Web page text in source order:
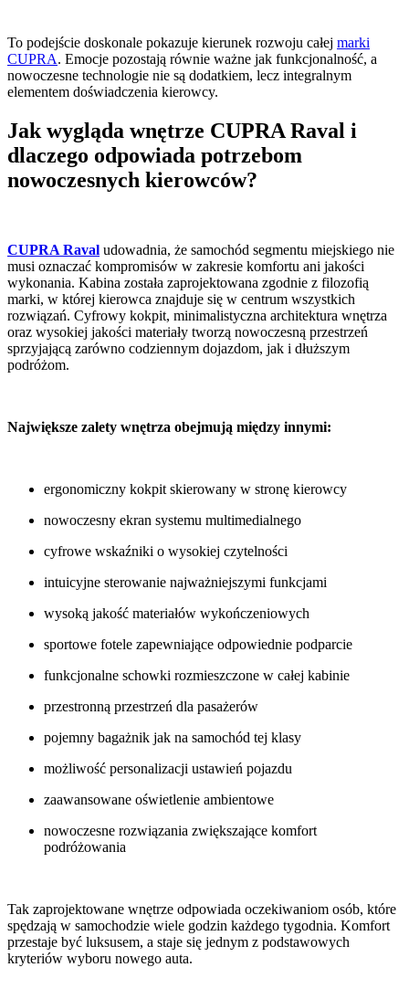
To podejście doskonale pokazuje kierunek rozwoju całej marki
CUPRA. Emocje pozostają równie ważne jak funkcjonalność, a
nowoczesne technologie nie są dodatkiem, lecz integralnym
elementem doświadczenia kierowcy.
Jak wygląda wnętrze CUPRA Raval i
dlaczego odpowiada potrzebom
nowoczesnych kierowców?
CUPRA Raval udowadnia, że samochód segmentu miejskiego nie
musi oznaczać kompromisów w zakresie komfortu ani jakości
wykonania. Kabina została zaprojektowana zgodnie z filozofią
marki, w której kierowca znajduje się w centrum wszystkich
rozwiązań. Cyfrowy kokpit, minimalistyczna architektura wnętrza
oraz wysokiej jakości materiały tworzą nowoczesną przestrzeń
sprzyjającą zarówno codziennym dojazdom, jak i dłuższym
podróżom.
Największe zalety wnętrza obejmują między innymi:
ergonomiczny kokpit skierowany w stronę kierowcy
nowoczesny ekran systemu multimedialnego
cyfrowe wskaźniki o wysokiej czytelności
intuicyjne sterowanie najważniejszymi funkcjami
wysoką jakość materiałów wykończeniowych
sportowe fotele zapewniające odpowiednie podparcie
funkcjonalne schowki rozmieszczone w całej kabinie
przestronną przestrzeń dla pasażerów
pojemny bagażnik jak na samochód tej klasy
możliwość personalizacji ustawień pojazdu
zaawansowane oświetlenie ambientowe
nowoczesne rozwiązania zwiększające komfort
podróżowania
Tak zaprojektowane wnętrze odpowiada oczekiwaniom osób, które
spędzają w samochodzie wiele godzin każdego tygodnia. Komfort
przestaje być luksusem, a staje się jednym z podstawowych
kryteriów wyboru nowego auta.